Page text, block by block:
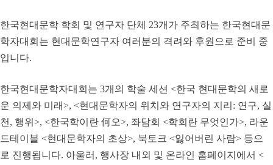
한국현대문학 학회 및 연구자 단체 23개가 주최하는 한국현대문
학자대회는 현대문학연구자 여러분의 격려와 후원으로 준비 중
입니다.
한국현대문학자대회는 3개의 학술 세션 <한국 현대문학의 새로
운 의제와 미래>, <현대문학자의 위치와 연구자의 지리: 연구, 실
천, 행위>, <한국학이란 何오>, 좌담회 <학회란 무엇인가>, 라운
드테이블 <현대문학자의 초상>, 북토크 <잃어버린 사람> 등으
로 진행됩니다. 아울러, 행사장 내외 및 온라인 홈페이지에서 <